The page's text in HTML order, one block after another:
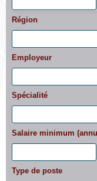
Région
Employeur
Spécialité
Salaire minimum
Type de poste